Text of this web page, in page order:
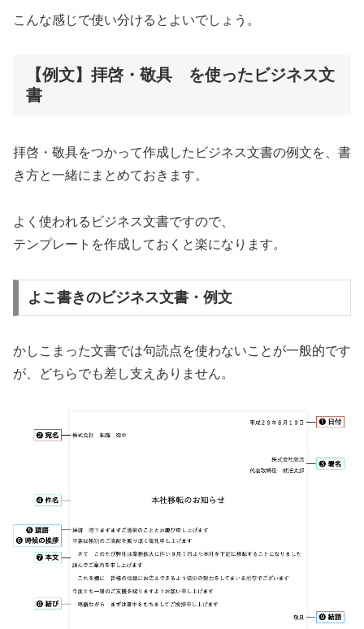
こんな感じで使い分けるとよいでしょう。
【例文】拝啓・敬具 を使ったビジネス文
書
拝啓・敬具をつかって作成したビジネス文書の例文を、書
き方と一緒にまとめておきます。
よく使われるビジネス文書ですので、
テンプレートを作成しておくと楽になります。
よこ書きのビジネス文書・例文
かしこまった文書では句読点を使わないことが一般的です
が、どちらでも差し支えありません。